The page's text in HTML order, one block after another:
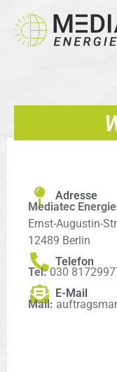
Adresse
Mediatec
Ernst-Augustin-
12489 Berlin
Telefon
Tel:030
E-Mail
Mail: